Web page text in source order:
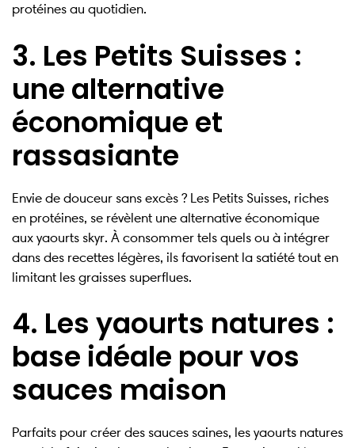
protéines au quotidien.
3. Les Petits Suisses :
une alternative
économique et
rassasiante
Envie de douceur sans excès ? Les Petits Suisses, riches
en protéines, se révèlent une alternative économique
aux yaourts skyr. À consommer tels quels ou à intégrer
dans des recettes légères, ils favorisent la satiété tout en
limitant les graisses superflues.
4. Les yaourts natures :
base idéale pour vos
sauces maison
Parfaits pour créer des sauces saines, les yaourts natures